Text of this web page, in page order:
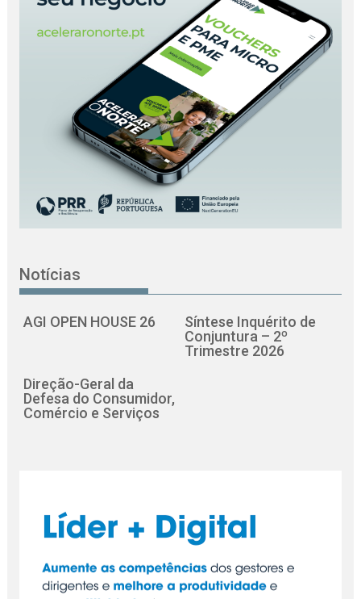
Notícias
AGI OPEN HOUSE 26
Síntese Inquérito de
Conjuntura – 2º
Trimestre 2026
Direção-Geral da
Defesa do Consumidor,
Comércio e Serviços